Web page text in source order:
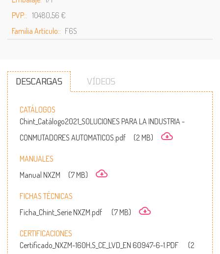
PVP:: 10480,56 €
Familia Artículo:: F6S
DESCARGAS VÍDEOS
CATÁLOGOS
Chint_Catálogo2021_SOLUCIONES PARA LA INDUSTRIA -
CONMUTADORES AUTOMATICOS.pdf
(2 MB)
MANUALES
Manual NXZM
(7 MB)
FICHAS TÉCNICAS
Ficha_Chint_Serie NXZM.pdf
(7 MB)
CERTIFICACIONES
Certificado_NXZM-160H,S_CE_LVD_EN 60947-6-1.PDF
(2